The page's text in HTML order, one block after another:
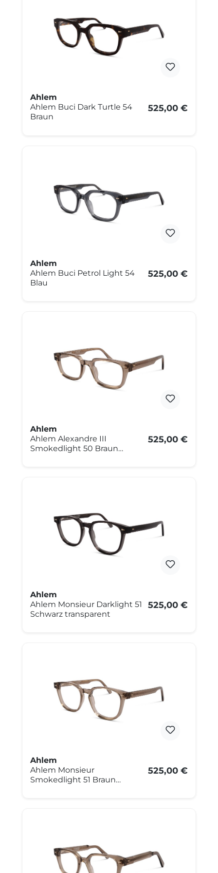
Ahlem
Ahlem Buci Dark Turtle 54
Braun
525,00 €
Ahlem
Ahlem Buci Petrol Light 54
Blau
525,00 €
Ahlem
Ahlem Alexandre III
Smokedlight 50 Braun
525,00 €
Ahlem
Ahlem Monsieur Darklight 51
Schwarz transparent
525,00 €
Ahlem
Ahlem Monsieur
Smokedlight 51 Braun
525,00 €